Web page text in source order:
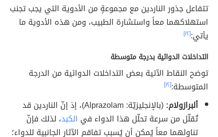
تتفاعل جذور الناردين مع مجموعةٍ من الأدوية التي يجب تجنب
استهلاكهما معاً واستشارة الطبيب، ومن هذه الأدوية ما
يأتي:[١٢]
التداخلات الدوائية بدرجة متوسطة
توضح النقاط الآتية بعض التداخلات الدوائية من الدرجة
المتوسطة:[١٢]
ألبرازولام:
(بالإنجليزيّة: Alprazolam)‏، إذ إنّ الناردين قد
تُقلّل من سرعة تحلّل هذا الدواء في الكبد، لذلك فإنّ
تناولهما معاً يُمكن أن يُسبب تفاقم الآثار الجانبية للدواء؛